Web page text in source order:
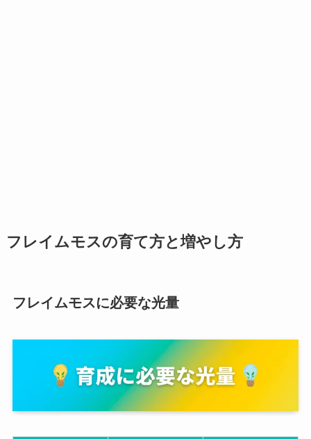
フレイムモスの育て方と増やし方
フレイムモスに必要な光量